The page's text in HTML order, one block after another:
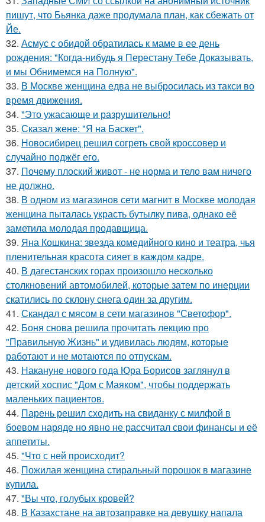
пишут, что Бьянка даже продумала план, как сбежать от
Йе.
32. Асмус с обидой обратилась к маме в ее день
рождения: "Когда-нибудь я Перестану Тебе Доказывать,
и мы Обнимемся на Полную".
33. В Москве женщина едва не выбросилась из такси во
время движения.
34. "Это ужасающе и разрушительно!
35. Сказал жене: "Я на Баскет".
36. Новосибирец решил согреть свой кроссовер и
случайно поджёг его.
37. Почему плоский живот - не норма и тело вам ничего
не должно.
38. В одном из магазинов сети магнит в Москве молодая
женщина пыталась украсть бутылку пива, однако её
заметила молодая продавщица.
39. Яна Кошкина: звезда комедийного кино и театра, чья
пленительная красота сияет в каждом кадре.
40. В дагестанских горах произошло несколько
столкновений автомобилей, которые затем по инерции
скатились по склону снега один за другим.
41. Скандал с мясом в сети магазинов "Светофор".
42. Боня снова решила прочитать лекцию про
"Правильную Жизнь" и удивилась людям, которые
работают и не мотаются по отпускам.
43. Накануне нового года Юра Борисов заглянул в
детский хоспис "Дом с Маяком", чтобы поддержать
маленьких пациентов.
44. Парень решил сходить на свиданку с милфой в
боевом наряде но явно не рассчитал свои финансы и её
аппетиты.
45. "Что с ней происходит?
46. Пожилая женщина стиральный порошок в магазине
купила.
47. "Вы что, голубых кровей?
48. В Казахстане на автозаправке на девушку напала